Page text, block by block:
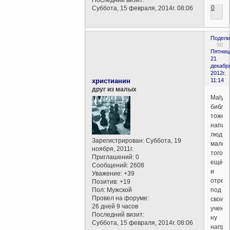
Суббота, 15 февраля, 2014г. 08:06
0
50
21
2012г.
11:14
христианин
друг из малых
Зарегистрирован: Суббота, 19
ноября, 2011г.
Приглашений: 0
Сообщений: 2608
Уважение: +39
Позитив: +19
Пол: Мужской
Провел на форуме:
26 дней 9 часов
Последний визит:
Суббота, 15 февраля, 2014г. 08:06
тоже
мало
того,
ещё
и
под
свои
ну